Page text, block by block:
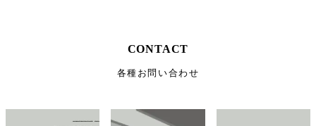
CONTACT
各種お問い合わせ